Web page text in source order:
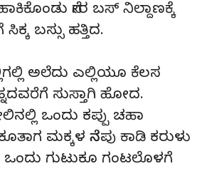
ನೇರ ಬಸ್ ನಿಲ್ದಾಣಕ್ಕೆ
ಬಸ್ಸು ಹತ್ತಿದ.
ಅಲೆದು ಎಲ್ಲಿಯೂ ಕೆಲಸ
ಸುಸ್ತಾಗಿ ಹೋದ.
ಒಂದು ಕಪ್ಪು ಚಹಾ
ಮಕ್ಕಳ ನೆನಪು ಕಾಡಿ ಕರುಳು
ಒಂದು ಗುಟುಕೂ ಗಂಟಲೊಳಗೆ